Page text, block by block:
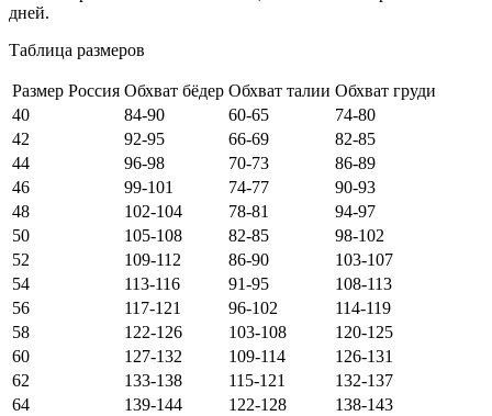
дней.
Таблица размеров
Размер Россия Обхват бёдер Обхват талии Обхват груди
40
84-90 60-65
74-80
42
92-95 66-69
82-85
44
96-98 70-73
86-89
46
99-101 74-77
90-93
48
102-104 78-81
94-97
50
105-108 82-85
98-102
52
109-112 86-90
103-107
54
113-116 91-95
108-113
56
117-121 96-102
114-119
58
122-126 103-108
120-125
60
127-132 109-114
126-131
62
133-138 115-121
132-137
64
139-144 122-128
138-143